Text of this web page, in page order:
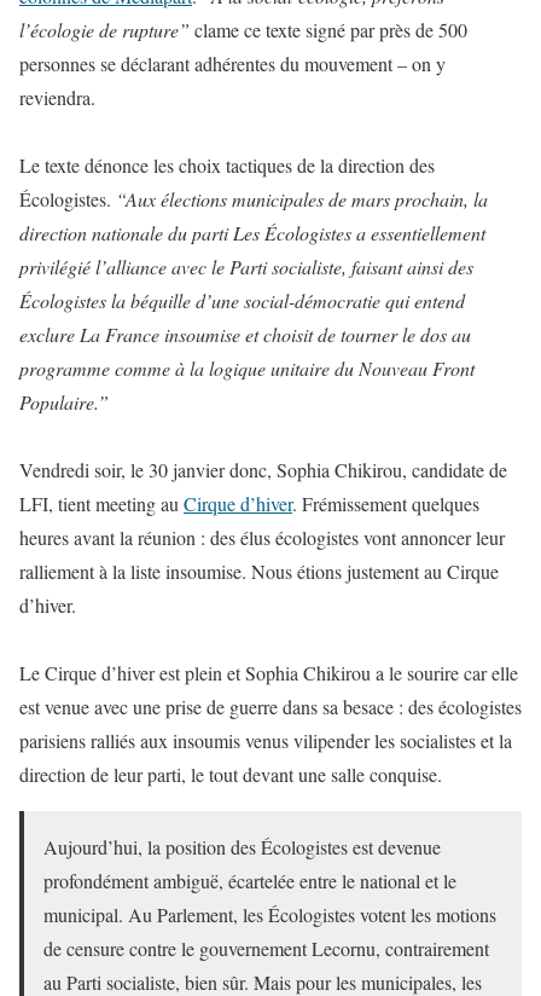
l’écologie de rupture” clame ce texte signé par près de 500
personnes se déclarant adhérentes du mouvement – on y
reviendra.
Le texte dénonce les choix tactiques de la direction des
Écologistes. “Aux élections municipales de mars prochain, la
direction nationale du parti Les Écologistes a essentiellement
privilégié l’alliance avec le Parti socialiste, faisant ainsi des
Écologistes la béquille d’une social-démocratie qui entend
exclure La France insoumise et choisit de tourner le dos au
programme comme à la logique unitaire du Nouveau Front
Populaire.”
Vendredi soir, le 30 janvier donc, Sophia Chikirou, candidate de
LFI, tient meeting au Cirque d’hiver. Frémissement quelques
heures avant la réunion : des élus écologistes vont annoncer leur
ralliement à la liste insoumise. Nous étions justement au Cirque
d’hiver.
Le Cirque d’hiver est plein et Sophia Chikirou a le sourire car elle
est venue avec une prise de guerre dans sa besace : des écologistes
parisiens ralliés aux insoumis venus vilipender les socialistes et la
direction de leur parti, le tout devant une salle conquise.
Aujourd’hui, la position des Écologistes est devenue
profondément ambiguë, écartelée entre le national et le
municipal. Au Parlement, les Écologistes votent les motions
de censure contre le gouvernement Lecornu, contrairement
au Parti socialiste, bien sûr. Mais pour les municipales, les